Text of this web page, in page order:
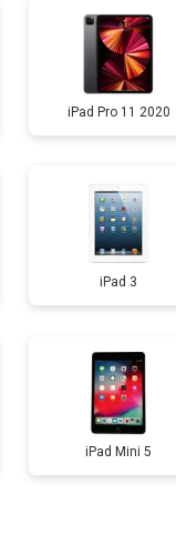
iPad Pro 11 2020
iPad 3
iPad Mini 5